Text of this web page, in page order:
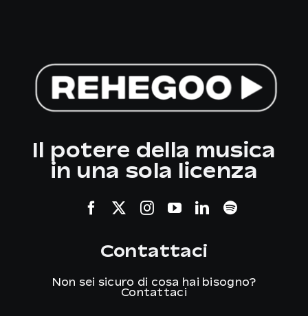
Il potere della musica
in una sola licenza
Contattaci
Non sei sicuro di cosa hai bisogno?
Contattaci